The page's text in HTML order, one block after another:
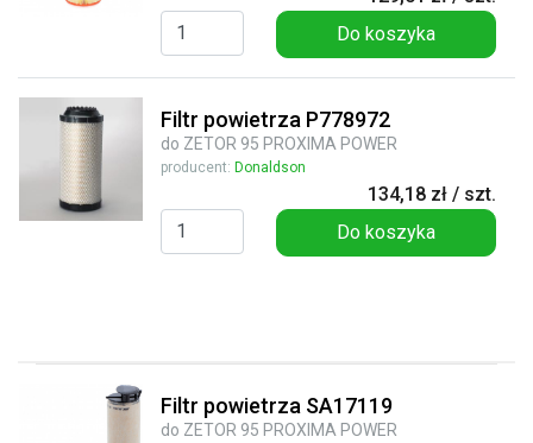
Do koszyka
Filtr powietrza P778972
do ZETOR 95 PROXIMA POWER
producent: Donaldson
134,18 zł / szt.
Do koszyka
Filtr powietrza SA17119
do ZETOR 95 PROXIMA POWER